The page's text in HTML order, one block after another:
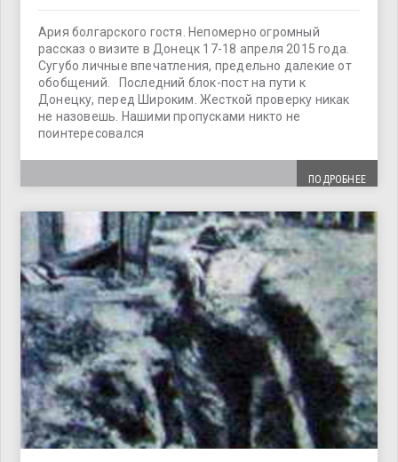
Ария болгарского гостя. Непомерно огромный
рассказ о визите в Донецк 17-18 апреля 2015 года.
Сугубо личные впечатления, предельно далекие от
обобщений. Последний блок-пост на пути к
Донецку, перед Широким. Жесткой проверку никак
не назовешь. Нашими пропусками никто не
поинтересовался
ПОДРОБНЕЕ